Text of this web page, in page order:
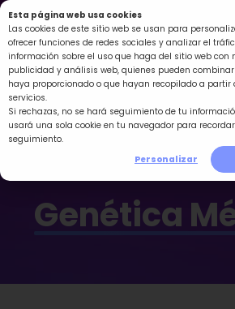
Esta página web usa cookies
Las cookies de este sitio web se usan para
ofrecer funciones de redes sociales y analizar el
información sobre el uso que haga del sitio web con
publicidad y análisis web, quienes pueden
haya proporcionado o que hayan recopilado a partir
servicios.
Si rechazas, no se hará seguimiento de tu
usará una sola cookie en tu navegador para
seguimiento.
Personalizar
Ir
al
contenido
Genética